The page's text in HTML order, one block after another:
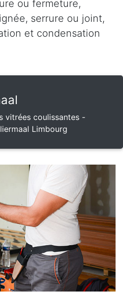
ou fermeture,
serrure ou joint,
et condensation
vitrées coulissantes -
Limbourg